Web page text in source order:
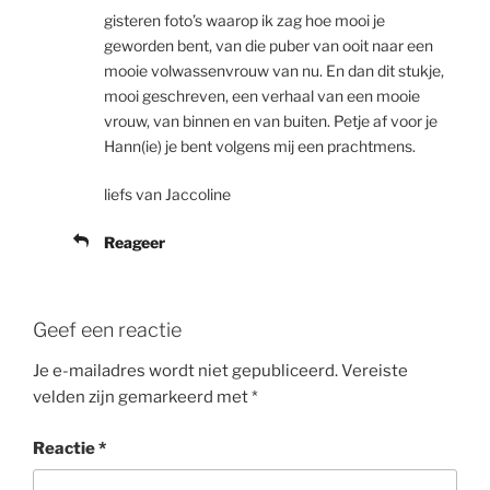
gisteren foto’s waarop ik zag hoe mooi je
geworden bent, van die puber van ooit naar een
mooie volwassenvrouw van nu. En dan dit stukje,
mooi geschreven, een verhaal van een mooie
vrouw, van binnen en van buiten. Petje af voor je
Hann(ie) je bent volgens mij een prachtmens.
liefs van Jaccoline
Reageer
Geef een reactie
Je e-mailadres wordt niet gepubliceerd.Vereiste
velden zijn gemarkeerd met*
Reactie*